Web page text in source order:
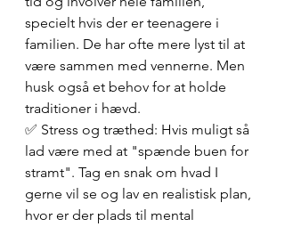
specielt hvis der er teenagere i
familien. De har ofte mere lyst til at
være sammen med vennerne. Men
husk også et behov for at holde
traditioner i hævd.
✅ Stress og træthed: Hvis muligt så
lad være med at "spænde buen for
stramt". Tag en snak om hvad I
gerne vil se og lav en realistisk plan,
hvor er der plads til mental